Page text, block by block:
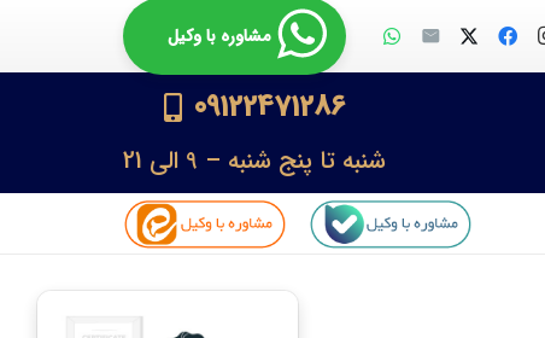
مشاوره با وکیل
09122471286
شنبه تا پنج شنبه – 9 الی 21